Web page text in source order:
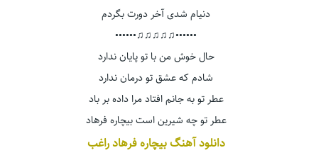
دنیام شدی آخر دورت بگردم
••••••♫♫♫♫♫••••••
حال خوش من با تو پایان ندارد
شادم که عشق تو درمان ندارد
عطر تو به جانم افتاد مرا داده بر باد
عطر تو چه شیرین است بیچاره فرهاد
دانلود آهنگ بیچاره فرهاد راغب